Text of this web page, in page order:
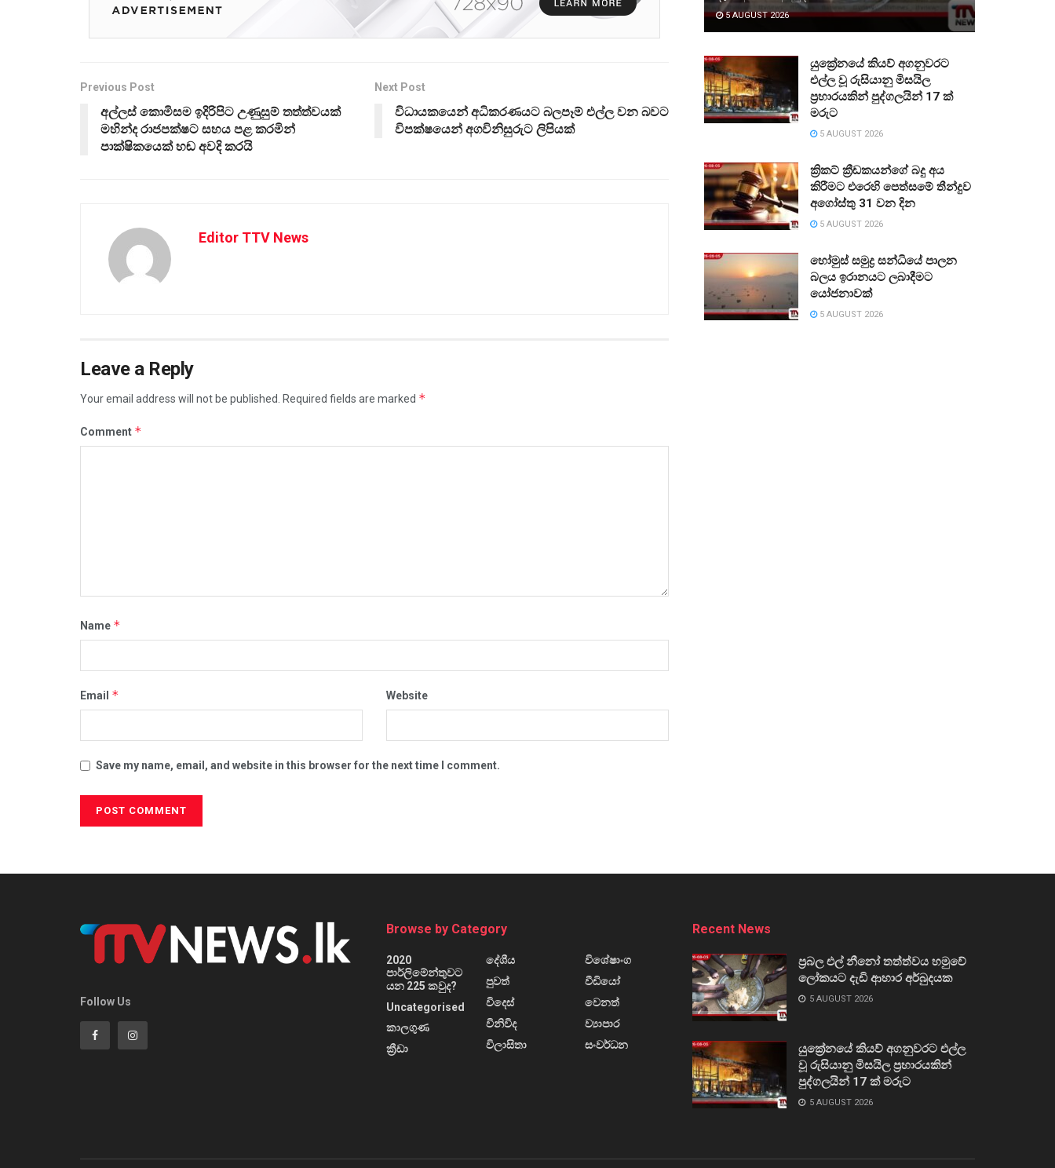
Previous Post
අල්ලස් කොමිසම ඉදිරිපිට උණුසුම් තත්ත්වයක්
මහින්ද රාජපක්ෂට සහය පළ කරමින්
පාක්ෂිකයෙක් හඬ අවදි කරයි
Next Post
විධායකයෙන් අධිකරණයට බලපෑම් එල්ල වන බවට
විපක්ෂයෙන් අගවිනිසුරුට ලිපියක්
Editor TTV News
Leave a Reply
Your email address will not be published. Required fields are marked *
Comment *
Name *
Email * Website
Save my name, email, and website in this browser for the next time I comment.
5 AUGUST 2026
යුක්‍රේනයේ කියව් අගනුවරට
එල්ල වූ රුසියානු මිසයිල
ප්‍රහාරයකින් පුද්ගලයින් 17 ක්
මරුට
5 AUGUST 2026
ක්‍රිකට් ක්‍රීඩකයන්ගේ බදු අය
කිරීමට එරෙහි පෙත්සමේ තීන්දුව
අගෝස්තු 31 වන දින
5 AUGUST 2026
හෝමුස් සමුද්‍ර සන්ධියේ පාලන
බලය ඉරානයට ලබාදීමට
යෝජනාවක්
5 AUGUST 2026
Follow Us
Browse by Category
2020
පාර්ලිමේන්තුවට
යන 225 කවුද?
Uncategorised
කාලගුණ
ක්‍රීඩා
දේශීය
පුවත්
විදෙස්
විනිවිද
විලාසිතා
විශේෂාංග
වීඩියෝ
වෙනත්
ව්‍යාපාර
සංවර්ධන
Recent News
ප්‍රබල එල් නීනෝ තත්ත්වය හමුවේ
ලෝකයට දැඩි ආහාර අර්බුදයක
5 AUGUST 2026
යුක්‍රේනයේ කියව් අගනුවරට එල්ල
වූ රුසියානු මිසයිල ප්‍රහාරයකින්
පුද්ගලයින් 17 ක් මරුට
5 AUGUST 2026